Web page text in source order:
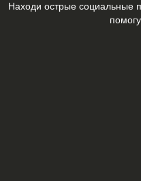
Находи острые социальные